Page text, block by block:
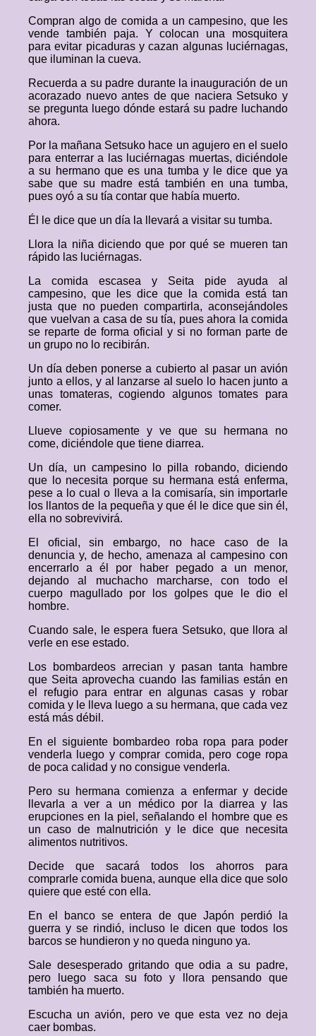
Compran algo de comida a un campesino, que les
vende también paja. Y colocan una mosquitera
para evitar picaduras y cazan algunas luciérnagas,
que iluminan la cueva.
Recuerda a su padre durante la inauguración de un
acorazado nuevo antes de que naciera Setsuko y
se pregunta luego dónde estará su padre luchando
ahora.
Por la mañana Setsuko hace un agujero en el suelo
para enterrar a las luciérnagas muertas, diciéndole
a su hermano que es una tumba y le dice que ya
sabe que su madre está también en una tumba,
pues oyó a su tía contar que había muerto.
Él le dice que un día la llevará a visitar su tumba.
Llora la niña diciendo que por qué se mueren tan
rápido las luciérnagas.
La comida escasea y Seita pide ayuda al
campesino, que les dice que la comida está tan
justa que no pueden compartirla, aconsejándoles
que vuelvan a casa de su tía, pues ahora la comida
se reparte de forma oficial y si no forman parte de
un grupo no lo recibirán.
Un día deben ponerse a cubierto al pasar un avión
junto a ellos, y al lanzarse al suelo lo hacen junto a
unas tomateras, cogiendo algunos tomates para
comer.
Llueve copiosamente y ve que su hermana no
come, diciéndole que tiene diarrea.
Un día, un campesino lo pilla robando, diciendo
que lo necesita porque su hermana está enferma,
pese a lo cual o lleva a la comisaría, sin importarle
los llantos de la pequeña y que él le dice que sin él,
ella no sobrevivirá.
El oficial, sin embargo, no hace caso de la
denuncia y, de hecho, amenaza al campesino con
encerrarlo a él por haber pegado a un menor,
dejando al muchacho marcharse, con todo el
cuerpo magullado por los golpes que le dio el
hombre.
Cuando sale, le espera fuera Setsuko, que llora al
verle en ese estado.
Los bombardeos arrecian y pasan tanta hambre
que Seita aprovecha cuando las familias están en
el refugio para entrar en algunas casas y robar
comida y le lleva luego a su hermana, que cada vez
está más débil.
En el siguiente bombardeo roba ropa para poder
venderla luego y comprar comida, pero coge ropa
de poca calidad y no consigue venderla.
Pero su hermana comienza a enfermar y decide
llevarla a ver a un médico por la diarrea y las
erupciones en la piel, señalando el hombre que es
un caso de malnutrición y le dice que necesita
alimentos nutritivos.
Decide que sacará todos los ahorros para
comprarle comida buena, aunque ella dice que solo
quiere que esté con ella.
En el banco se entera de que Japón perdió la
guerra y se rindió, incluso le dicen que todos los
barcos se hundieron y no queda ninguno ya.
Sale desesperado gritando que odia a su padre,
pero luego saca su foto y llora pensando que
también ha muerto.
Escucha un avión, pero ve que esta vez no deja
caer bombas.